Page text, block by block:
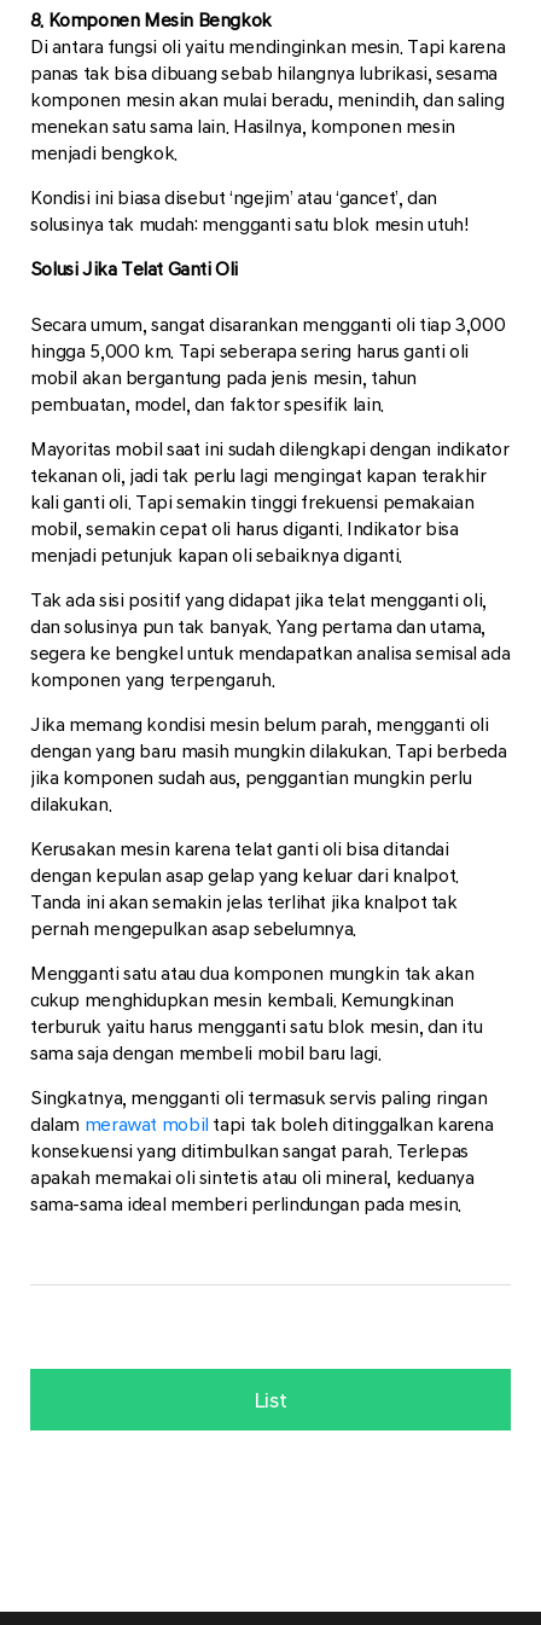
8. Komponen Mesin Bengkok
Di antara fungsi oli yaitu mendinginkan mesin. Tapi karena
panas tak bisa dibuang sebab hilangnya lubrikasi, sesama
komponen mesin akan mulai beradu, menindih, dan saling
menekan satu sama lain. Hasilnya, komponen mesin
menjadi bengkok.
Kondisi ini biasa disebut ‘ngejim’ atau ‘gancet’, dan
solusinya tak mudah: mengganti satu blok mesin utuh!
Solusi Jika Telat Ganti Oli
Secara umum, sangat disarankan mengganti oli tiap 3,000
hingga 5,000 km. Tapi seberapa sering harus ganti oli
mobil akan bergantung pada jenis mesin, tahun
pembuatan, model, dan faktor spesifik lain.
Mayoritas mobil saat ini sudah dilengkapi dengan indikator
tekanan oli, jadi tak perlu lagi mengingat kapan terakhir
kali ganti oli. Tapi semakin tinggi frekuensi pemakaian
mobil, semakin cepat oli harus diganti. Indikator bisa
menjadi petunjuk kapan oli sebaiknya diganti.
Tak ada sisi positif yang didapat jika telat mengganti oli,
dan solusinya pun tak banyak. Yang pertama dan utama,
segera ke bengkel untuk mendapatkan analisa semisal ada
komponen yang terpengaruh.
Jika memang kondisi mesin belum parah, mengganti oli
dengan yang baru masih mungkin dilakukan. Tapi berbeda
jika komponen sudah aus, penggantian mungkin perlu
dilakukan.
Kerusakan mesin karena telat ganti oli bisa ditandai
dengan kepulan asap gelap yang keluar dari knalpot.
Tanda ini akan semakin jelas terlihat jika knalpot tak
pernah mengepulkan asap sebelumnya.
Mengganti satu atau dua komponen mungkin tak akan
cukup menghidupkan mesin kembali. Kemungkinan
terburuk yaitu harus mengganti satu blok mesin, dan itu
sama saja dengan membeli mobil baru lagi.
Singkatnya, mengganti oli termasuk servis paling ringan
dalam merawat mobil tapi tak boleh ditinggalkan karena
konsekuensi yang ditimbulkan sangat parah. Terlepas
apakah memakai oli sintetis atau oli mineral, keduanya
sama-sama ideal memberi perlindungan pada mesin.
List